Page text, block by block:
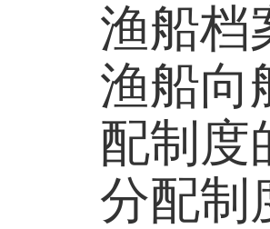
渔船档
渔船向
配制度
分配制